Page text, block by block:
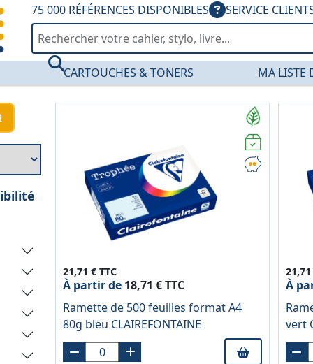
75 000 RÉFÉRENCES DISPONIBLES SERVICE
CARTOUCHES & TONERS MA LISTE
— PGDIS
21,71 € TTC
À partir de 18,71 € TTC
Ramette de 500 feuilles format A4
80g bleu CLAIREFONTAINE
21,71
À
vert